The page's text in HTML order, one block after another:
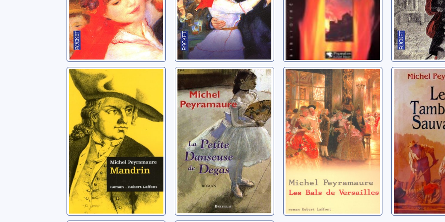
Les trois bandits:
[02]: Mandrin
Peyramaure, Michel
La petite
danseuse de
Degas: roman
Peyramaure, Michel
L'ancien régime:
[1]: Les bals de
Versailles
Peyramaure, Michel
Les
sauvages